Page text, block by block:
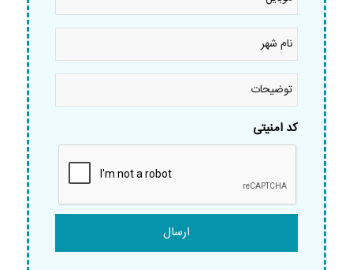
نام
شهر *
توضیحات
کد امنیتی